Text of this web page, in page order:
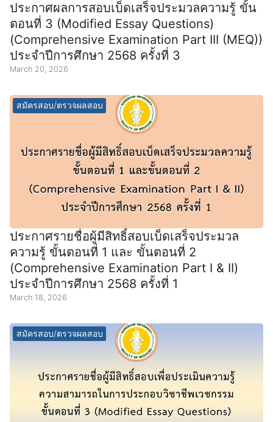
ประกาศผลการสอบเบ็ดเสร็จประมวลความรู้ ขั้น
ตอนที่ 3 (Modified Essay Questions)
(Comprehensive Examination Part III (MEQ))
ประจำปีการศึกษา 2568 ครั้งที่ 3
March 20, 2026
สมัครสอบ/ตรวจผลสอบ
ประกาศรายชื่อผู้มีสิทธิ์สอบเบ็ดเสร็จประมวล
ความรู้ ขั้นตอนที่ 1 และ ขั้นตอนที่ 2
(Comprehensive Examination Part I & II)
ประจำปีการศึกษา 2568 ครั้งที่ 1
March 18, 2026
สมัครสอบ/ตรวจผลสอบ